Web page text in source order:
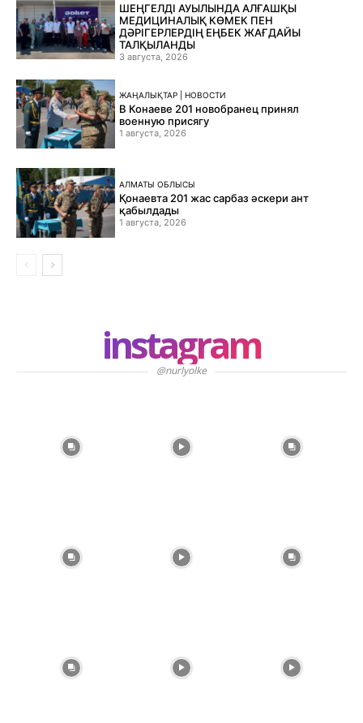
ШЕҢГЕЛДІ АУЫЛЫНДА АЛҒАШҚЫ
МЕДИЦИНАЛЫҚ КӨМЕК ПЕН
ДӘРІГЕРЛЕРДІҢ ЕҢБЕК ЖАҒДАЙЫ
ТАЛҚЫЛАНДЫ
3 августа, 2026
ЖАҢАЛЫҚТАР | НОВОСТИ
В Конаеве 201 новобранец принял
военную присягу
1 августа, 2026
АЛМАТЫ ОБЛЫСЫ
Қонаевта 201 жас сарбаз әскери ант
қабылдады
1 августа, 2026
instagram
@nurlyolke